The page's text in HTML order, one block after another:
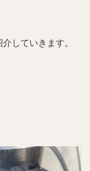
していきます。